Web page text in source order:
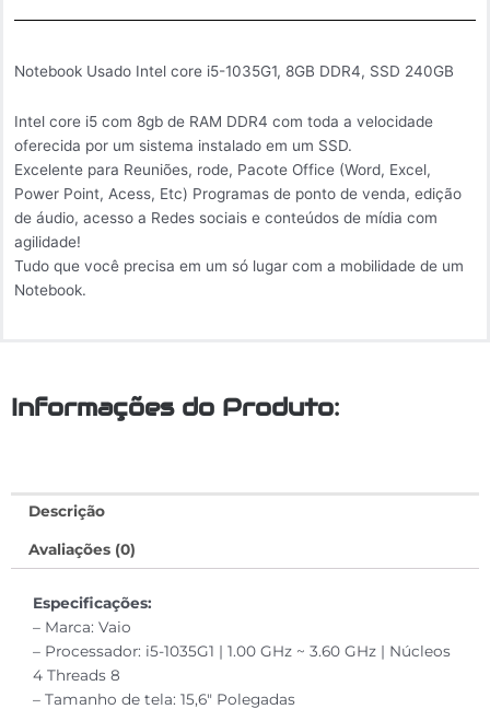
Notebook Usado Intel core i5-1035G1, 8GB DDR4, SSD 240GB
Intel core i5 com 8gb de RAM DDR4 com toda a velocidade
oferecida por um sistema instalado em um SSD.
Excelente para Reuniões, rode, Pacote Office (Word, Excel,
Power Point, Acess, Etc) Programas de ponto de venda, edição
de áudio, acesso a Redes sociais e conteúdos de mídia com
agilidade!
Tudo que você precisa em um só lugar com a mobilidade de um
Notebook.
Informações do Produto:
Descrição
Avaliações (0)
Especificações:
– Marca: Vaio
– Processador: i5-1035G1 | 1.00 GHz ~ 3.60 GHz | Núcleos
4 Threads 8
– Tamanho de tela: 15,6″ Polegadas